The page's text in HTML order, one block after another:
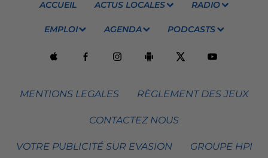
ACCUEIL ACTUS LOCALES RADIO
EMPLOI AGENDA PODCASTS
MENTIONS LEGALES RÈGLEMENT DES JEUX
CONTACTEZ NOUS
VOTRE PUBLICITÉ SUR EVASION GROUPE HPI